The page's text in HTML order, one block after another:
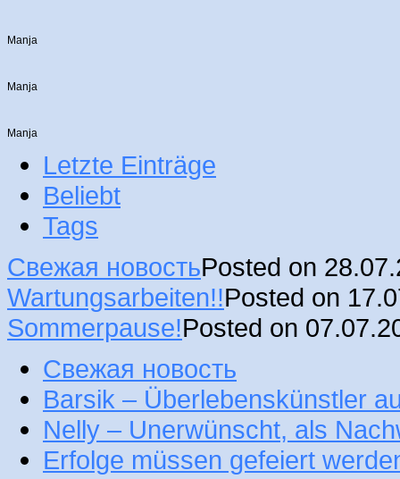
Manja
Manja
Manja
Letzte Einträge
Beliebt
Tags
Свежая новостьPosted on
Wartungsarbeiten!!Posted on
Sommerpause!Posted on
Свежая новость
Barsik – Überlebenskünstler
Nelly – Unerwünscht, als
Erfolge müssen gefeiert